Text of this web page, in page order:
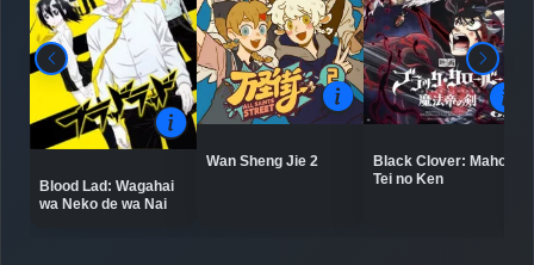
Blood Lad: Wagahai
wa Neko de wa Nai
Wan Sheng Jie 2
Black Clover: Mahou
Tei no Ken